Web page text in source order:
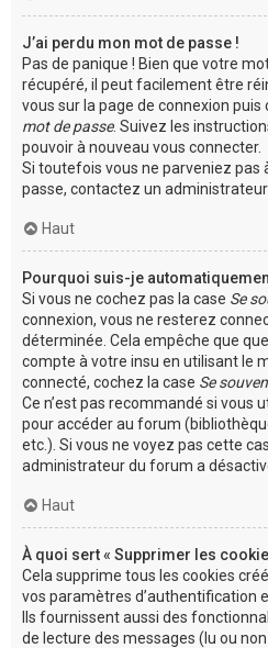
J’ai perdu mon mot de passe !
Pas de panique ! Bien que votre
récupéré, il peut facilement être
vous sur la page de connexion puis
mot de passe. Suivez les
pouvoir à nouveau vous connecter.
Si toutefois vous ne parveniez pas
passe, contactez un
Haut
Pourquoi suis-je
Si vous ne cochez pas la case Se
connexion, vous ne resterez
déterminée. Cela empêche que
compte à votre insu en utilisant le
connecté, cochez la case Se
Ce n’est pas recommandé si vous
pour accéder au forum
etc.). Si vous ne voyez pas cette
administrateur du forum a
Haut
À quoi sert « Supprimer les
Cela supprime tous les cookies
vos paramètres d’authentification
Ils fournissent aussi des
de lecture des messages (lu ou